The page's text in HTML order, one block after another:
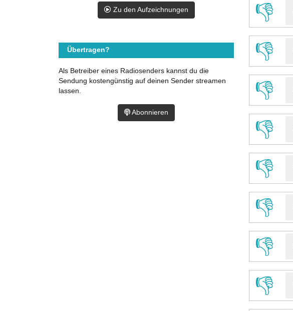
👎
👎
👎
👎
👎
👎
👎
👎
Zu den Aufzeichnungen
Übertragen?
Als Betreiber eines Radiosenders kannst du die
Sendung kostengünstig auf deinen Sender streamen
lassen.
Abonnieren